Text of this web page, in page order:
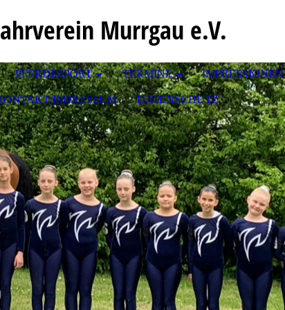
Murrgau e.V.
PFERDESPORT TERMINE IMPRESSIONEN
IMPRESSUM DATENSCHUTZ